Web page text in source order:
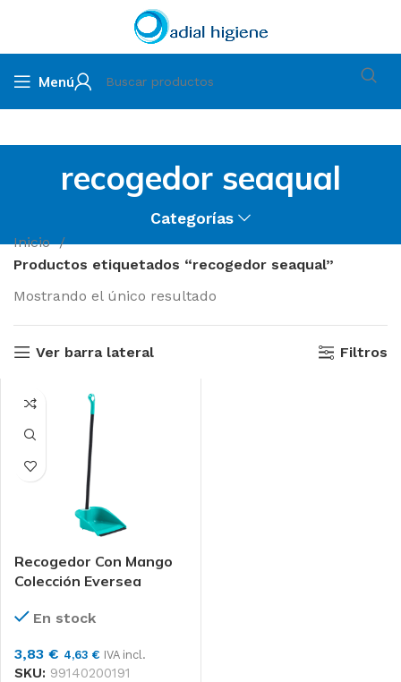
Menú
recogedor seaqual
Categorías
Inicio
Productos etiquetados “recogedor seaqual”
Mostrando el único resultado
Ver barra lateral Filtros
Recogedor Con Mango
Colección Eversea
En stock
3,83 € 4,63 € IVA incl.
SKU: 99140200191